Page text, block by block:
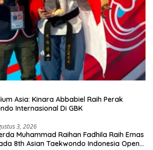
Asia: Kinara Abbabiel Raih Perak
Internasional Di GBK
3, 2026
Muhammad Raihan Fadhila Raih Emas
8th Asian Taekwondo Indonesia Open